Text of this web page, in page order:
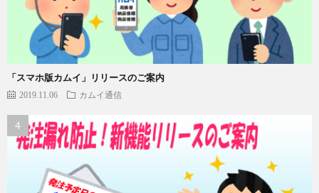
「スマホ版カムイ」リリースのご案内
2019.11.06 カムイ通信